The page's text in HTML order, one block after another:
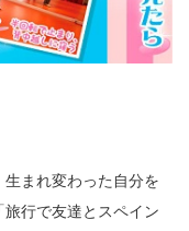
まれ変わった自分を
行で友達とスペイン